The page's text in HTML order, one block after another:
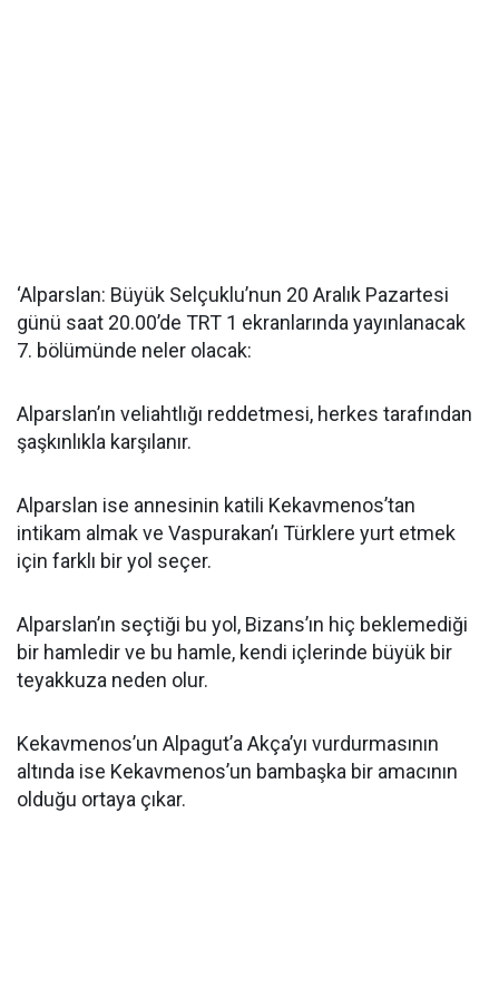
‘Alparslan: Büyük Selçuklu’nun 20 Aralık Pazartesi
günü saat 20.00’de TRT 1 ekranlarında yayınlanacak
7. bölümünde neler olacak:
Alparslan’ın veliahtlığı reddetmesi, herkes tarafından
şaşkınlıkla karşılanır.
Alparslan ise annesinin katili Kekavmenos’tan
intikam almak ve Vaspurakan’ı Türklere yurt etmek
için farklı bir yol seçer.
Alparslan’ın seçtiği bu yol, Bizans’ın hiç beklemediği
bir hamledir ve bu hamle, kendi içlerinde büyük bir
teyakkuza neden olur.
Kekavmenos’un Alpagut’a Akça’yı vurdurmasının
altında ise Kekavmenos’un bambaşka bir amacının
olduğu ortaya çıkar.